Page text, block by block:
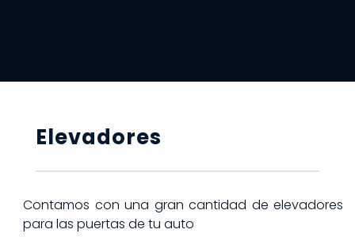
Elevadores
Contamos con una gran cantidad de elevadores
para las puertas de tu auto